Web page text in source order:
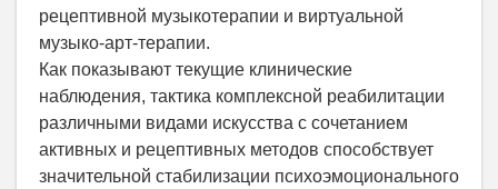
рецептивной музыкотерапии и виртуальной
музыко-арт-терапии.
Как показывают текущие клинические
наблюдения, тактика комплексной реабилитации
различными видами искусства с сочетанием
активных и рецептивных методов способствует
значительной стабилизации психоэмоционального